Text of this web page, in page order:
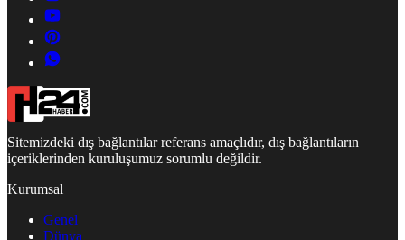
Sitemizdeki dış bağlantılar referans amaçlıdır, dış bağlantıların
içeriklerinden kuruluşumuz sorumlu değildir.
Kurumsal
Genel
Dünya